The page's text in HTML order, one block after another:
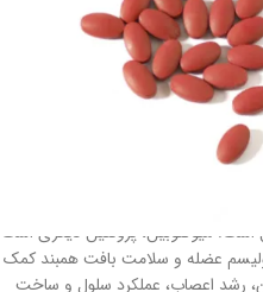
معدنی در بدن است که برای رفع
این مشکل موجب سطح پایین و
هموگلوبین خون می‌ گردد. آهن یک
موادغذایی یافت می شود و حتی به
به صورت مکمل غذایی در دسترس
و مهم هموگلوبین است. هموگلوبین یک
را از ریه ها به بافت ها ارسال
میوگلوبین، پروتئین دیگری است
عضله و سلامت بافت همبند کمک
رشد اعصاب، عملکرد سلول و ساخت